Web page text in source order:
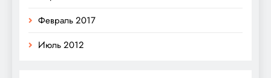
Февраль 2017
Июль 2012